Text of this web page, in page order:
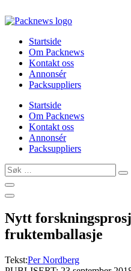
to
Startside
Om Packnews
Kontakt oss
Annonsér
Packsuppliers
Startside
Om Packnews
Kontakt oss
Annonsér
Packsuppliers
Søk
…
Nytt
fruktemballasje
Tekst:Per Nordberg